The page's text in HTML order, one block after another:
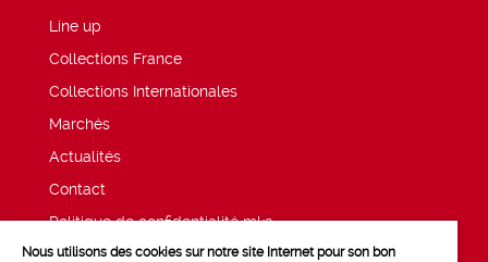
Line up
Collections France
Collections Internationales
Marchés
Actualités
Contact
Politique de confidentialité mk2
Mentions légales
Nous utilisons des cookies sur notre site Internet pour son bon